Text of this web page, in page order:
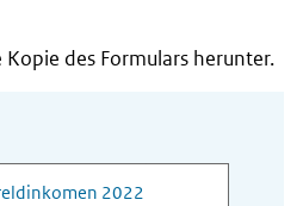
des Formulars herunter.
2022